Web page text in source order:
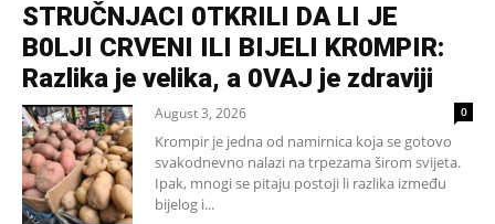
STRUČNJACI 0TKRILI DA LI JE
B0LJI CRVENI ILI BIJELI KR0MPIR:
Razlika je velika, a 0VAJ je zdraviji
August 3, 2026 0
Krompir je jedna od namirnica koja se gotovo
svakodnevno nalazi na trpezama širom svijeta.
Ipak, mnogi se pitaju postoji li razlika između
bijelog i...